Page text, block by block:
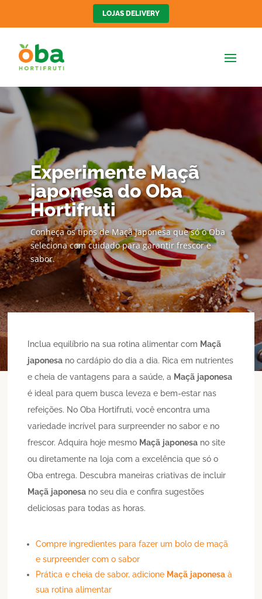
LOJAS DELIVERY
Experimente Maçã
japonesa do Oba
Hortifruti
Conheça os tipos de Maçã japonesa que só o Oba
seleciona com cuidado para garantir frescor e
sabor.
Inclua equilíbrio na sua rotina alimentar com Maçã
japonesa no cardápio do dia a dia. Rica em nutrientes
e cheia de vantagens para a saúde, a Maçã japonesa
é ideal para quem busca leveza e bem-estar nas
refeições. No Oba Hortifruti, você encontra uma
variedade incrível para surpreender no sabor e no
frescor. Adquira hoje mesmo Maçã japonesa no site
ou diretamente na loja com a excelência que só o
Oba entrega. Descubra maneiras criativas de incluir
Maçã japonesa no seu dia e confira sugestões
deliciosas para todas as horas.
Compre ingredientes para fazer um bolo de maçã
e surpreender com o sabor
Prática e cheia de sabor, adicione Maçã japonesa à
sua rotina alimentar